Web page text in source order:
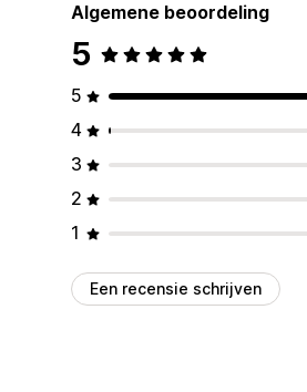
Algemene beoordeling
5
5
4
3
2
1
Een recensie schrijven